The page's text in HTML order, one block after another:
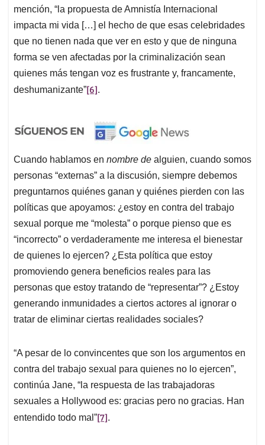
mención, “la propuesta de Amnistía Internacional
impacta mi vida […] el hecho de que esas celebridades
que no tienen nada que ver en esto y que de ninguna
forma se ven afectadas por la criminalización sean
quienes más tengan voz es frustrante y, francamente,
deshumanizante”[6].
Cuando hablamos en nombre de alguien, cuando somos
personas “externas” a la discusión, siempre debemos
preguntarnos quiénes ganan y quiénes pierden con las
políticas que apoyamos: ¿estoy en contra del trabajo
sexual porque me “molesta” o porque pienso que es
“incorrecto” o verdaderamente me interesa el bienestar
de quienes lo ejercen? ¿Esta política que estoy
promoviendo genera beneficios reales para las
personas que estoy tratando de “representar”? ¿Estoy
generando inmunidades a ciertos actores al ignorar o
tratar de eliminar ciertas realidades sociales?
“A pesar de lo convincentes que son los argumentos en
contra del trabajo sexual para quienes no lo ejercen”,
continúa Jane, “la respuesta de las trabajadoras
sexuales a Hollywood es: gracias pero no gracias. Han
entendido todo mal”[7].